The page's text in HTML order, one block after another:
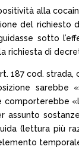
alla
del
sotto
richiesta di
cod.
sarebbe
(lettura
temporale